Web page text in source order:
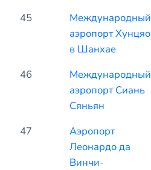
45
Международный
аэропорт Хунцяо
в Шанхае
46
Международный
аэропорт Сиань
Сяньян
47
Аэропорт
Леонардо да
Винчи-